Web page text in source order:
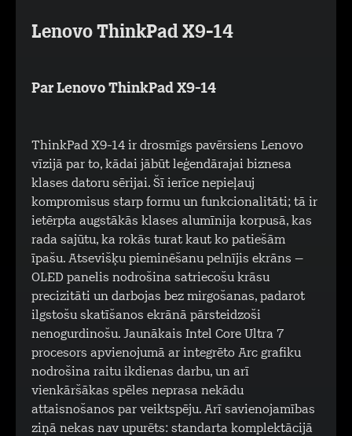
Lenovo ThinkPad X9-14
Par Lenovo ThinkPad X9-14
ThinkPad X9-14 ir drosmīgs pavērsiens Lenovo
vīzijā par to, kādai jābūt leģendārajai biznesa
klases datoru sērijai. Šī ierīce nepieļauj
kompromisus starp formu un funkcionalitāti; tā ir
ietērpta augstākās klases alumīnija korpusā, kas
rada sajūtu, ka rokās turat kaut ko patiešām
īpašu. Atsevišķu pieminēšanu pelnījis ekrāns –
OLED panelis nodrošina satriecošu krāsu
precizitāti un darbojas bez mirgošanas, padarot
ilgstošu skatīšanos ekrānā pārsteidzoši
nenogurdinošu. Jaunākais Intel Core Ultra 7
procesors apvienojumā ar integrēto Arc grafiku
nodrošina raitu ikdienas darbu, un arī
vienkāršākas spēles neprasa nekādu
attaisnošanos par veiktspēju. Arī savienojamības
ziņā nekas nav upurēts: standarta komplektācijā